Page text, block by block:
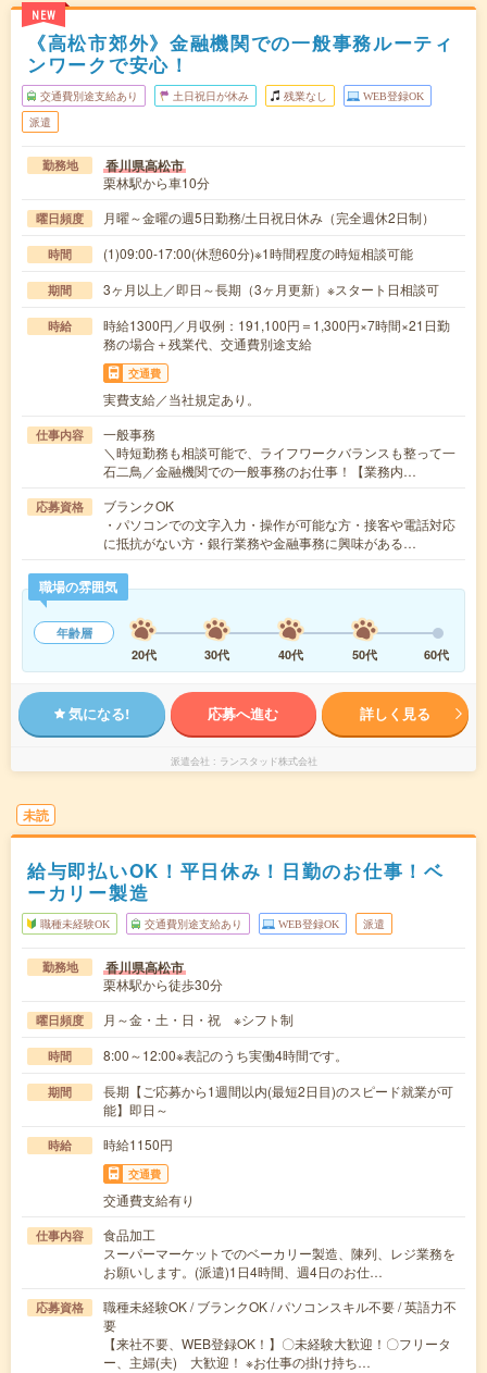
NEW
《高松市郊外》金融機関での一般事務ルーティ
ンワークで安心！
交通費別途支給あり 土日祝日が休み 残業なし WEB登録OK
派遣
勤務地 香川県高松市
栗林駅から車10分
曜日頻度 月曜～金曜の週5日勤務/土日祝日休み（完全週休2日制）
時間 (1)09:00-17:00(休憩60分)※1時間程度の時短相談可能
期間 3ヶ月以上／即日～長期（3ヶ月更新）※スタート日相談可
時給
時給1300円／月収例：191,100円＝1,300円×7時間×21日勤
務の場合＋残業代、交通費別途支給
交通費
実費支給／当社規定あり。
仕事内容
一般事務
＼時短勤務も相談可能で、ライフワークバランスも整って一
石二鳥／金融機関での一般事務のお仕事！【業務内…
応募資格
ブランクOK
・パソコンでの文字入力・操作が可能な方・接客や電話対応
に抵抗がない方・銀行業務や金融事務に興味がある…
職場の雰囲気
年齢層
20代
30代 40代 50代 60代
気になる! 応募へ進む 詳しく見る
派遣会社 ランスタッド株式会社
未読
給与即払いOK！平日休み！日勤のお仕事！ベ
ーカリー製造
職種未経験OK 交通費別途支給あり WEB登録OK 派遣
勤務地 香川県高松市
栗林駅から徒歩30分
曜日頻度 月～金・土・日・祝 ※シフト制
時間 8:00～12:00※表記のうち実働4時間です。
期間
長期【ご応募から1週間以内(最短2日目)のスピード就業が可
能】即日～
時給 時給1150円
交通費
交通費支給有り
仕事内容
食品加工
スーパーマーケットでのベーカリー製造、陳列、レジ業務を
お願いします。(派遣)1日4時間、週4日のお仕…
応募資格
職種未経験OK / ブランクOK / パソコンスキル不要 / 英語力不
要
【来社不要、WEB登録OK！】〇未経験大歓迎！〇フリータ
ー、主婦(夫) 大歓迎！ ※お仕事の掛け持ち…